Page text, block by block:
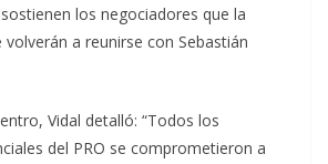
los negociadores que la
volverán a reunirse con Sebastián
Vidal detalló: “Todos los
del PRO se comprometieron a